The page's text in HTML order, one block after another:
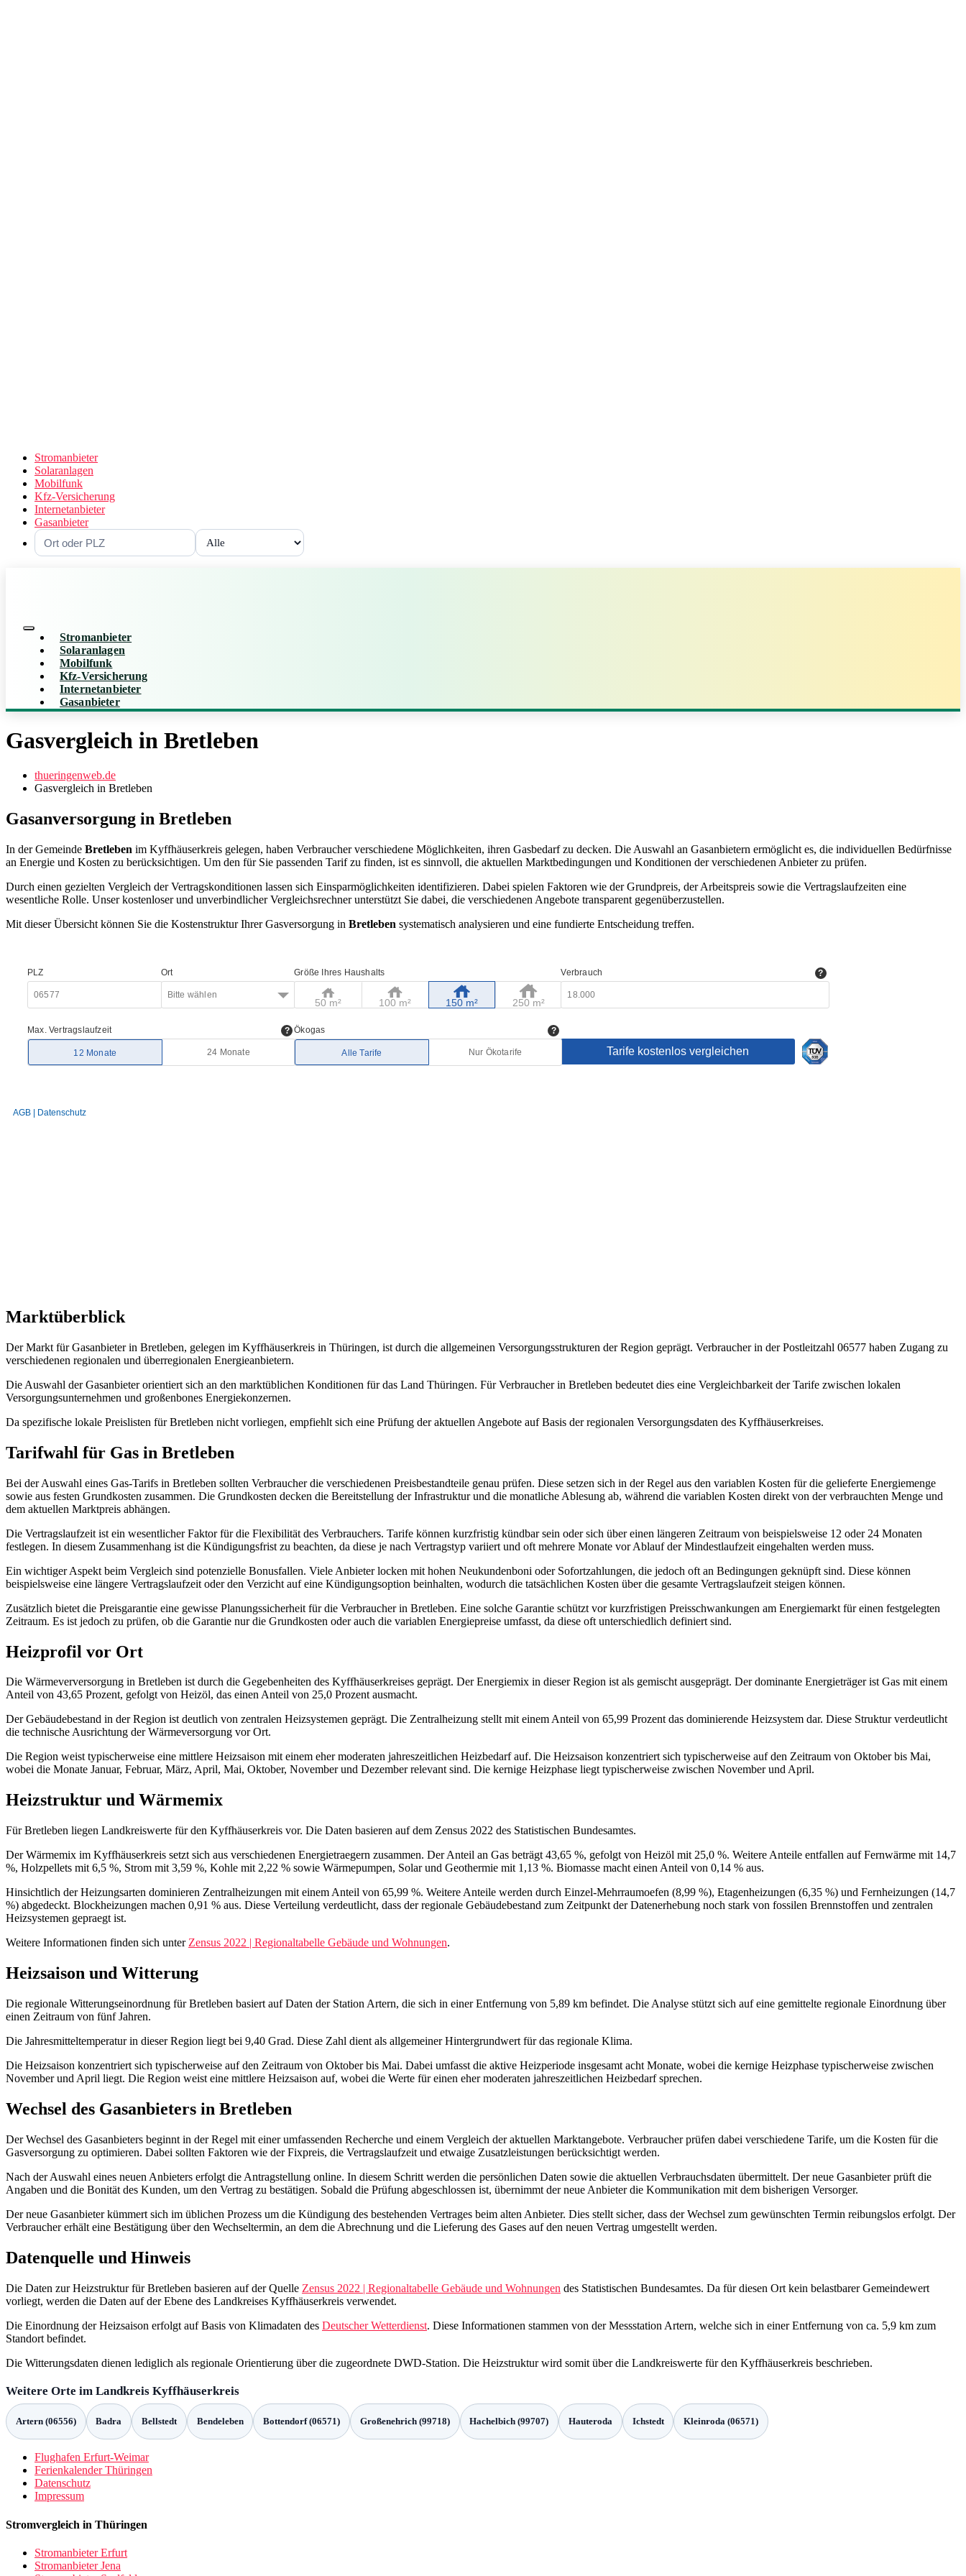
Stromanbieter
Solaranlagen
Mobilfunk
Kfz-Versicherung
Internetanbieter
Gasanbieter
Stromanbieter
Solaranlagen
Mobilfunk
Kfz-Versicherung
Internetanbieter
Gasanbieter
Gasvergleich in Bretleben
thueringenweb.de
Gasvergleich in Bretleben
Gasanversorgung in Bretleben
In der Gemeinde Bretleben im Kyffhäuserkreis gelegen, haben Verbraucher verschiedene Möglichkeiten, ihren Gasbedarf zu decken. Die Auswahl an Gasanbietern ermöglicht es, die individuellen Bedürfnisse
an Energie und Kosten zu berücksichtigen. Um den für Sie passenden Tarif zu finden, ist es sinnvoll, die aktuellen Marktbedingungen und Konditionen der verschiedenen Anbieter zu prüfen.
Durch einen gezielten Vergleich der Vertragskonditionen lassen sich Einsparmöglichkeiten identifizieren. Dabei spielen Faktoren wie der Grundpreis, der Arbeitspreis sowie die Vertragslaufzeiten eine
wesentliche Rolle. Unser kostenloser und unverbindlicher Vergleichsrechner unterstützt Sie dabei, die verschiedenen Angebote transparent gegenüberzustellen.
Mit dieser Übersicht können Sie die Kostenstruktur Ihrer Gasversorgung in Bretleben systematisch analysieren und eine fundierte Entscheidung treffen.
Marktüberblick
Der Markt für Gasanbieter in Bretleben, gelegen im Kyffhäuserkreis in Thüringen, ist durch die allgemeinen Versorgungsstrukturen der Region geprägt. Verbraucher in der Postleitzahl 06577 haben Zugang zu
verschiedenen regionalen und überregionalen Energieanbietern.
Die Auswahl der Gasanbieter orientiert sich an den marktüblichen Konditionen für das Land Thüringen. Für Verbraucher in Bretleben bedeutet dies eine Vergleichbarkeit der Tarife zwischen lokalen
Versorgungsunternehmen und großenbones Energiekonzernen.
Da spezifische lokale Preislisten für Bretleben nicht vorliegen, empfiehlt sich eine Prüfung der aktuellen Angebote auf Basis der regionalen Versorgungsdaten des Kyffhäuserkreises.
Tarifwahl für Gas in Bretleben
Bei der Auswahl eines Gas-Tarifs in Bretleben sollten Verbraucher die verschiedenen Preisbestandteile genau prüfen. Diese setzen sich in der Regel aus den variablen Kosten für die gelieferte Energiemenge
sowie aus festen Grundkosten zusammen. Die Grundkosten decken die Bereitstellung der Infrastruktur und die monatliche Ablesung ab, während die variablen Kosten direkt von der verbrauchten Menge und
dem aktuellen Marktpreis abhängen.
Die Vertragslaufzeit ist ein wesentlicher Faktor für die Flexibilität des Verbrauchers. Tarife können kurzfristig kündbar sein oder sich über einen längeren Zeitraum von beispielsweise 12 oder 24 Monaten
festlegen. In diesem Zusammenhang ist die Kündigungsfrist zu beachten, da diese je nach Vertragstyp variiert und oft mehrere Monate vor Ablauf der Mindestlaufzeit eingehalten werden muss.
Ein wichtiger Aspekt beim Vergleich sind potenzielle Bonusfallen. Viele Anbieter locken mit hohen Neukundenboni oder Sofortzahlungen, die jedoch oft an Bedingungen geknüpft sind. Diese können
beispielsweise eine längere Vertragslaufzeit oder den Verzicht auf eine Kündigungsoption beinhalten, wodurch die tatsächlichen Kosten über die gesamte Vertragslaufzeit steigen können.
Zusätzlich bietet die Preisgarantie eine gewisse Planungssicherheit für die Verbraucher in Bretleben. Eine solche Garantie schützt vor kurzfristigen Preisschwankungen am Energiemarkt für einen festgelegten
Zeitraum. Es ist jedoch zu prüfen, ob die Garantie nur die Grundkosten oder auch die variablen Energiepreise umfasst, da diese oft unterschiedlich definiert sind.
Heizprofil vor Ort
Die Wärmeverversorgung in Bretleben ist durch die Gegebenheiten des Kyffhäuserkreises geprägt. Der Energiemix in dieser Region ist als gemischt ausgeprägt. Der dominante Energieträger ist Gas mit einem
Anteil von 43,65 Prozent, gefolgt von Heizöl, das einen Anteil von 25,0 Prozent ausmacht.
Der Gebäudebestand in der Region ist deutlich von zentralen Heizsystemen geprägt. Die Zentralheizung stellt mit einem Anteil von 65,99 Prozent das dominierende Heizsystem dar. Diese Struktur verdeutlicht
die technische Ausrichtung der Wärmeversorgung vor Ort.
Die Region weist typischerweise eine mittlere Heizsaison mit einem eher moderaten jahreszeitlichen Heizbedarf auf. Die Heizsaison konzentriert sich typischerweise auf den Zeitraum von Oktober bis Mai,
wobei die Monate Januar, Februar, März, April, Mai, Oktober, November und Dezember relevant sind. Die kernige Heizphase liegt typischerweise zwischen November und April.
Heizstruktur und Wärmemix
Für Bretleben liegen Landkreiswerte für den Kyffhäuserkreis vor. Die Daten basieren auf dem Zensus 2022 des Statistischen Bundesamtes.
Der Wärmemix im Kyffhäuserkreis setzt sich aus verschiedenen Energietraegern zusammen. Der Anteil an Gas beträgt 43,65 %, gefolgt von Heizöl mit 25,0 %. Weitere Anteile entfallen auf Fernwärme mit 14,7
%, Holzpellets mit 6,5 %, Strom mit 3,59 %, Kohle mit 2,22 % sowie Wärmepumpen, Solar und Geothermie mit 1,13 %. Biomasse macht einen Anteil von 0,14 % aus.
Hinsichtlich der Heizungsarten dominieren Zentralheizungen mit einem Anteil von 65,99 %. Weitere Anteile werden durch Einzel-Mehrraumoefen (8,99 %), Etagenheizungen (6,35 %) und Fernheizungen (14,7
%) abgedeckt. Blockheizungen machen 0,91 % aus. Diese Verteilung verdeutlicht, dass der regionale Gebäudebestand zum Zeitpunkt der Datenerhebung noch stark von fossilen Brennstoffen und zentralen
Heizsystemen gepraegt ist.
Weitere Informationen finden sich unter Zensus 2022 | Regionaltabelle Gebäude und Wohnungen.
Heizsaison und Witterung
Die regionale Witterungseinordnung für Bretleben basiert auf Daten der Station Artern, die sich in einer Entfernung von 5,89 km befindet. Die Analyse stützt sich auf eine gemittelte regionale Einordnung über
einen Zeitraum von fünf Jahren.
Die Jahresmitteltemperatur in dieser Region liegt bei 9,40 Grad. Diese Zahl dient als allgemeiner Hintergrundwert für das regionale Klima.
Die Heizsaison konzentriert sich typischerweise auf den Zeitraum von Oktober bis Mai. Dabei umfasst die aktive Heizperiode insgesamt acht Monate, wobei die kernige Heizphase typischerweise zwischen
November und April liegt. Die Region weist eine mittlere Heizsaison auf, wobei die Werte für einen eher moderaten jahreszeitlichen Heizbedarf sprechen.
Wechsel des Gasanbieters in Bretleben
Der Wechsel des Gasanbieters beginnt in der Regel mit einer umfassenden Recherche und einem Vergleich der aktuellen Marktangebote. Verbraucher prüfen dabei verschiedene Tarife, um die Kosten für die
Gasversorgung zu optimieren. Dabei sollten Faktoren wie der Fixpreis, die Vertragslaufzeit und etwaige Zusatzleistungen berücksichtigt werden.
Nach der Auswahl eines neuen Anbieters erfolgt die Antragstellung online. In diesem Schritt werden die persönlichen Daten sowie die aktuellen Verbrauchsdaten übermittelt. Der neue Gasanbieter prüft die
Angaben und die Bonität des Kunden, um den Vertrag zu bestätigen. Sobald die Prüfung abgeschlossen ist, übernimmt der neue Anbieter die Kommunikation mit dem bisherigen Versorger.
Der neue Gasanbieter kümmert sich im üblichen Prozess um die Kündigung des bestehenden Vertrages beim alten Anbieter. Dies stellt sicher, dass der Wechsel zum gewünschten Termin reibungslos erfolgt. Der
Verbraucher erhält eine Bestätigung über den Wechseltermin, an dem die Abrechnung und die Lieferung des Gases auf den neuen Vertrag umgestellt werden.
Datenquelle und Hinweis
Die Daten zur Heizstruktur für Bretleben basieren auf der Quelle Zensus 2022 | Regionaltabelle Gebäude und Wohnungen des Statistischen Bundesamtes. Da für diesen Ort kein belastbarer Gemeindewert
vorliegt, werden die Daten auf der Ebene des Landkreises Kyffhäuserkreis verwendet.
Die Einordnung der Heizsaison erfolgt auf Basis von Klimadaten des Deutscher Wetterdienst. Diese Informationen stammen von der Messstation Artern, welche sich in einer Entfernung von ca. 5,9 km zum
Standort befindet.
Die Witterungsdaten dienen lediglich als regionale Orientierung über die zugeordnete DWD-Station. Die Heizstruktur wird somit über die Landkreiswerte für den Kyffhäuserkreis beschrieben.
Weitere Orte im Landkreis Kyffhäuserkreis
Artern (06556) Badra Bellstedt Bendeleben Bottendorf (06571) Großenehrich (99718) Hachelbich (99707) Hauteroda Ichstedt Kleinroda (06571)
Flughafen Erfurt-Weimar
Ferienkalender Thüringen
Datenschutz
Impressum
Stromvergleich in Thüringen
Stromanbieter Erfurt
Stromanbieter Jena